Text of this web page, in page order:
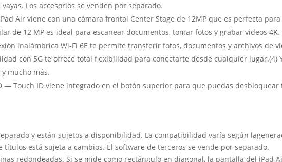
Los accesorios se venden por separado.
iPad Air viene con una cámara frontal Center Stage de 12MP que es perfecta
de 12 MP es ideal para escanear documentos, tomar fotos y grabar videos 4K.
inalámbrica Wi-Fi 6E te permite transferir fotos, documentos y archivos de
con 5G te ofrece total flexibilidad para conectarte desde cualquier lugar.(4)
mucho más.
ID — Touch ID viene integrado en el botón superior para que puedas
y están sujetos a disponibilidad. La compatibilidad varía según
está sujeta a cambios. El software de terceros se vende por separado.
redondeadas. Si se mide como rectángulo en diagonal, la pantalla del iPad